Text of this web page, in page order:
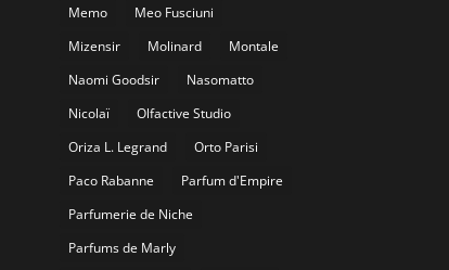
Memo
Meo Fusciuni
Mizensir
Molinard
Montale
Naomi Goodsir
Nasomatto
Nicolaï
Olfactive Studio
Oriza L. Legrand
Orto Parisi
Paco Rabanne
Parfum d'Empire
Parfumerie de Niche
Parfums de Marly